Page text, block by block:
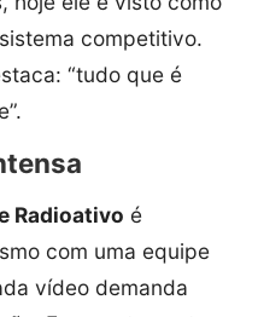
competitivo.
“tudo que é
Radioativo é
com uma equipe
vídeo demanda